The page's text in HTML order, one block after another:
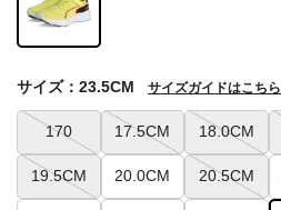
170 17.5CM 18.0CM
19.5CM 20.0CM 20.5CM
サイズ：23.5CM サイズガイドはこちら